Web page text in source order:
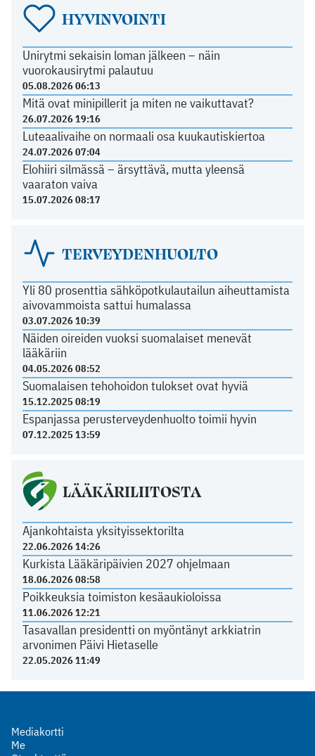
HYVINVOINTI
Unirytmi sekaisin loman jälkeen – näin
vuorokausirytmi palautuu
05.08.2026 06:13
Mitä ovat minipillerit ja miten ne vaikuttavat?
26.07.2026 19:16
Luteaalivaihe on normaali osa kuukautiskiertoa
24.07.2026 07:04
Elohiiri silmässä – ärsyttävä, mutta yleensä
vaaraton vaiva
15.07.2026 08:17
TERVEYDENHUOLTO
Yli 80 prosenttia sähköpotkulautailun aiheuttamista
aivovammoista sattui humalassa
03.07.2026 10:39
Näiden oireiden vuoksi suomalaiset menevät
lääkäriin
04.05.2026 08:52
Suomalaisen tehohoidon tulokset ovat hyviä
15.12.2025 08:19
Espanjassa perusterveydenhuolto toimii hyvin
07.12.2025 13:59
LÄÄKÄRILIITOSTA
Ajankohtaista yksityissektorilta
22.06.2026 14:26
Kurkista Lääkäripäivien 2027 ohjelmaan
18.06.2026 08:58
Poikkeuksia toimiston kesäaukioloissa
11.06.2026 12:21
Tasavallan presidentti on myöntänyt arkkiatrin
arvonimen Päivi Hietaselle
22.05.2026 11:49
Mediakortti
Me